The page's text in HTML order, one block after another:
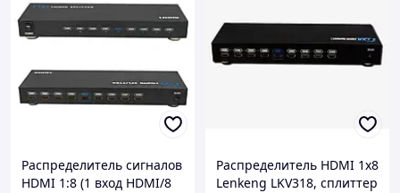
Распределитель сигналов
HDMI 1:8 (1 вход HDMI/8
Распределитель HDMI 1x8
Lenkeng LKV318, сплиттер